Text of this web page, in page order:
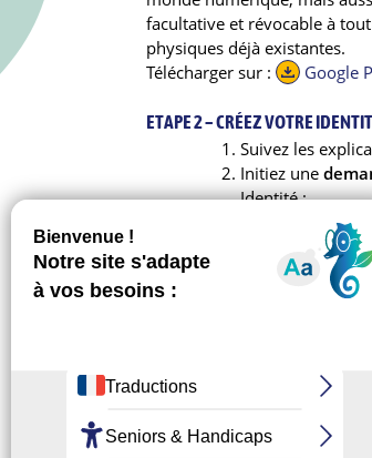
facultative et révocable à
physiques déjà existantes.
Télécharger sur :
Google
ETAPE 2 – CRÉEZ VOTRE
Suivez les
Initiez une
Identité ;
Confirmez
d’identité en
ETAPE 3 – FAITES VALIDER LE
Rejoignez un des 3
votre téléphone et le QR
(Si vous souhaitez vous
cliquant ici
Dans les 48h après votre
de votre demande de